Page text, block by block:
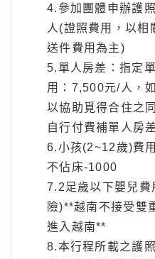
4.參加團體申辦護
人(證照費用，以相
送件費用為主)
5.單人房差：指定
用：7,500元/人，
以協助覓得合住之
自行付費補單人房
6.小孩(2~12歲)費
不佔床-1000
7.2足歲以下嬰兒
險)**越南不接受雙
進入越南**
8.本行程所載之護